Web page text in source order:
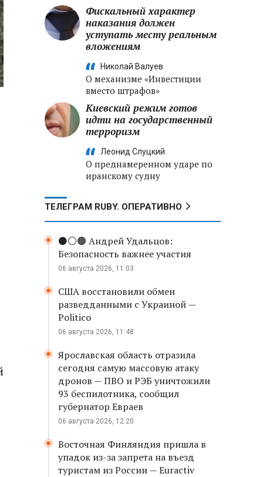
Фискальный характер
наказания должен
уступать месту реальным
вложениям
Николай Валуев
О механизме «Инвестиции
вместо штрафов»
Киевский режим готов
идти на государственный
терроризм
Леонид Слуцкий
О преднамеренном ударе по
иранскому судну
ТЕЛЕГРАМ RUBY. ОПЕРАТИВНО
⚫️⚪️🟤 Андрей Удальцов:
Безопасность важнее участия
06 августа 2026, 11:03
США восстановили обмен
разведданными с Украиной —
Politico
06 августа 2026, 11:48
Ярославская область отразила
сегодня самую массовую атаку
дронов — ПВО и РЭБ уничтожили
93 беспилотника, сообщил
губернатор Евраев
06 августа 2026, 12:20
Восточная Финляндия пришла в
упадок из-за запрета на въезд
туристам из России — Euractiv